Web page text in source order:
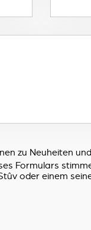
zu Neuheiten
Formulars
oder einem